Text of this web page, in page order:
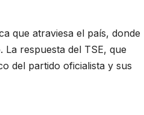
que atraviesa el país, donde
La respuesta del TSE, que
del partido oficialista y sus